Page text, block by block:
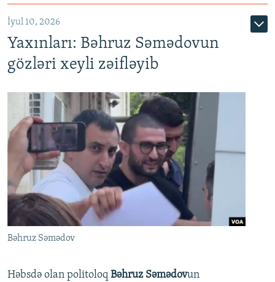
İyul 10, 2026
Yaxınları: Bəhruz Səmədovun
gözləri xeyli zəifləyib
Bəhruz Səmədov
Həbsdə olan politoloq Bəhruz Səmədovun